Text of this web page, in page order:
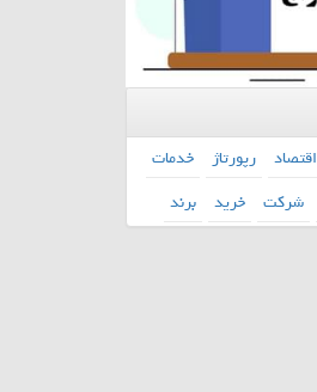
اقتصاد رپورتاژ خدمات
شركت خرید برند